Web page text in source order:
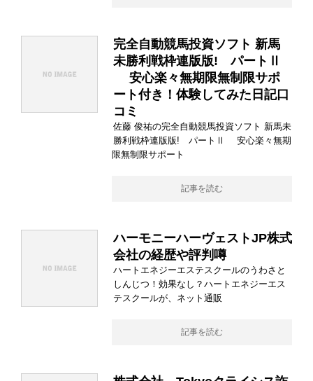
完全自動競馬投資ソフト 新馬
未勝利戦枠連版版! パートⅡ
安心楽々無期限無制限サポ
ート付き！体験してみた日記口
コミ
佐藤 俊祐の完全自動競馬投資ソフト 新馬未
勝利戦枠連版版! パートⅡ 安心楽々無期
限無制限サポート
記事を読む
ハーモニーハーヴェストJP株式
会社の経歴や評判噂
ハートエネジーエステスクールのうわさと
しんじつ！効果なし？ハートエネジーエス
テスクールが、ネット通販
記事を読む